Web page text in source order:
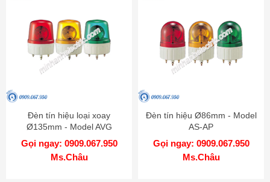
Đèn tín hiệu loại xoay
Ø135mm - Model AVG
Gọi ngay: 0909.067.950
Ms.Châu
Đèn tín hiệu Ø86mm - Model
AS-AP
Gọi ngay: 0909.067.950
Ms.Châu